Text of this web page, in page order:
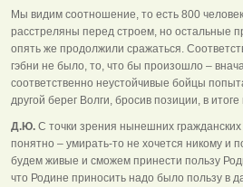
Мы видим соотношение, то есть 800
расстреляны перед строем, но остальные
опять же продолжили сражаться.
гэбни не было, то, что бы произошло –
соответственно неустойчивые бойцы
другой берег Волги, бросив позиции, в
Д.Ю. С точки зрения нынешних
понятно – умирать-то не хочется никому и
будем живые и сможем принести пользу
что Родине приносить надо было пользу в